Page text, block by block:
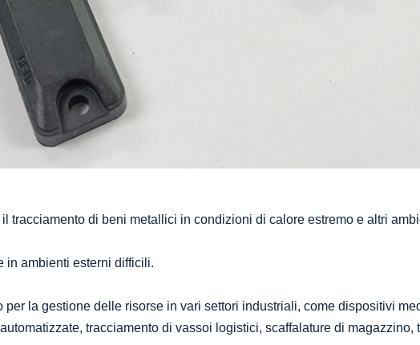
tracciamento di beni metallici in condizioni di calore estremo e altri
in ambienti esterni difficili.
la gestione delle risorse in vari settori industriali, come dispositivi
tracciamento di vassoi logistici, scaffalature di magazzino,